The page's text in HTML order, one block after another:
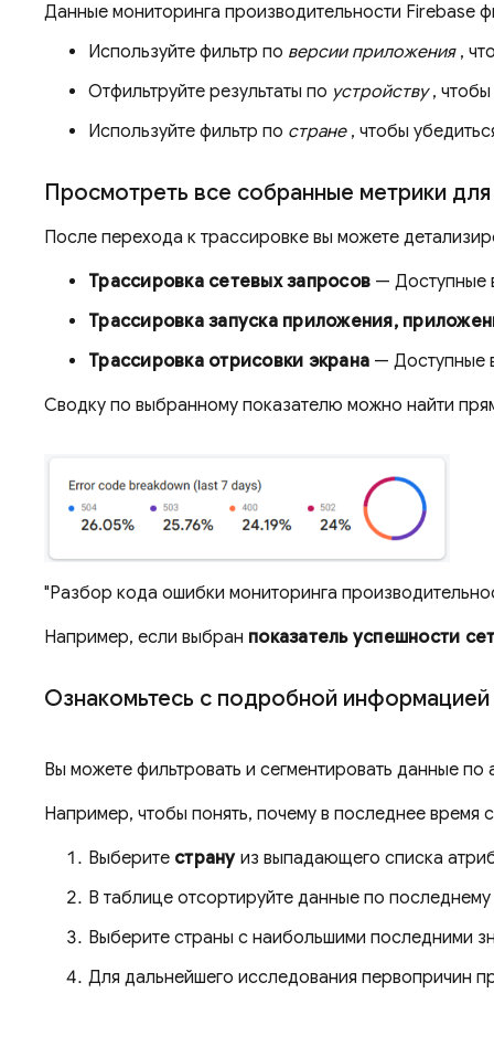
Данные мониторинга производительности Firebase
Используйте фильтр по версии приложения,
Отфильтруйте результаты по устройству, чтобы
Используйте фильтр по стране, чтобы
Просмотреть все собранные метрики
После перехода к трассировке вы можете
Трассировка сетевых запросов — Доступные
Трассировка запуска приложения,
Трассировка отрисовки экрана — Доступные
Сводку по выбранному показателю можно найти
"Разбор кода ошибки мониторинга
Например, если выбран показатель успешности
Ознакомьтесь с подробной
Вы можете фильтровать и сегментировать данные
Например, чтобы понять, почему в последнее время
Выберите странуиз выпадающего списка
В таблице отсортируйте данные по
Выберите страны с наибольшими последними
Для дальнейшего исследования первопричин